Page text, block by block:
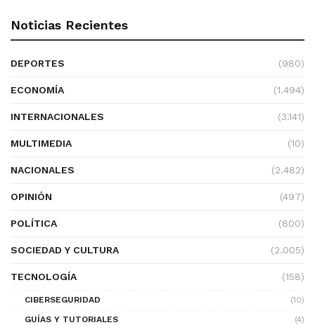
Noticias Recientes
DEPORTES (980)
ECONOMÍA (1.494)
INTERNACIONALES (3.141)
MULTIMEDIA (10)
NACIONALES (2.482)
OPINIÓN (497)
POLÍTICA (800)
SOCIEDAD Y CULTURA (2.005)
TECNOLOGÍA (158)
CIBERSEGURIDAD
(10)
GUÍAS Y TUTORIALES
(4)